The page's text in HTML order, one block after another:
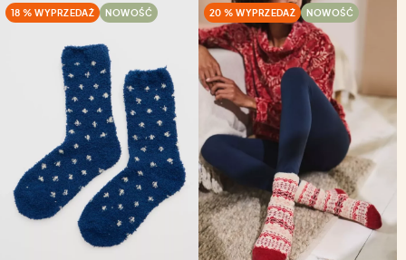
18 % WYPRZEDAŻ NOWOŚĆ 20 % WYPRZEDAŻ NOWOŚĆ